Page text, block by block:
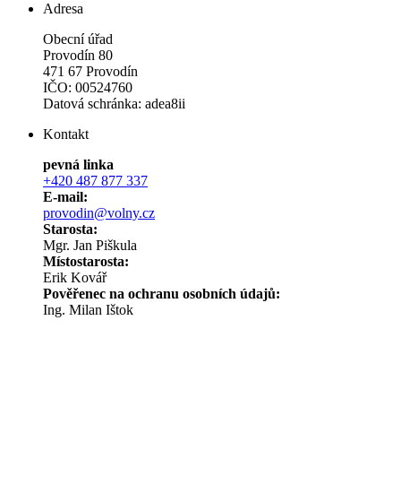
Adresa
Obecní úřad
Provodín 80
471 67 Provodín
IČO: 00524760
Datová schránka: adea8ii
Kontakt
pevná linka
+420 487 877 337
E-mail:
provodin@volny.cz
Starosta:
Mgr. Jan Piškula
Místostarosta:
Erik Kovář
Pověřenec na ochranu osobních údajů:
Ing. Milan Ištok